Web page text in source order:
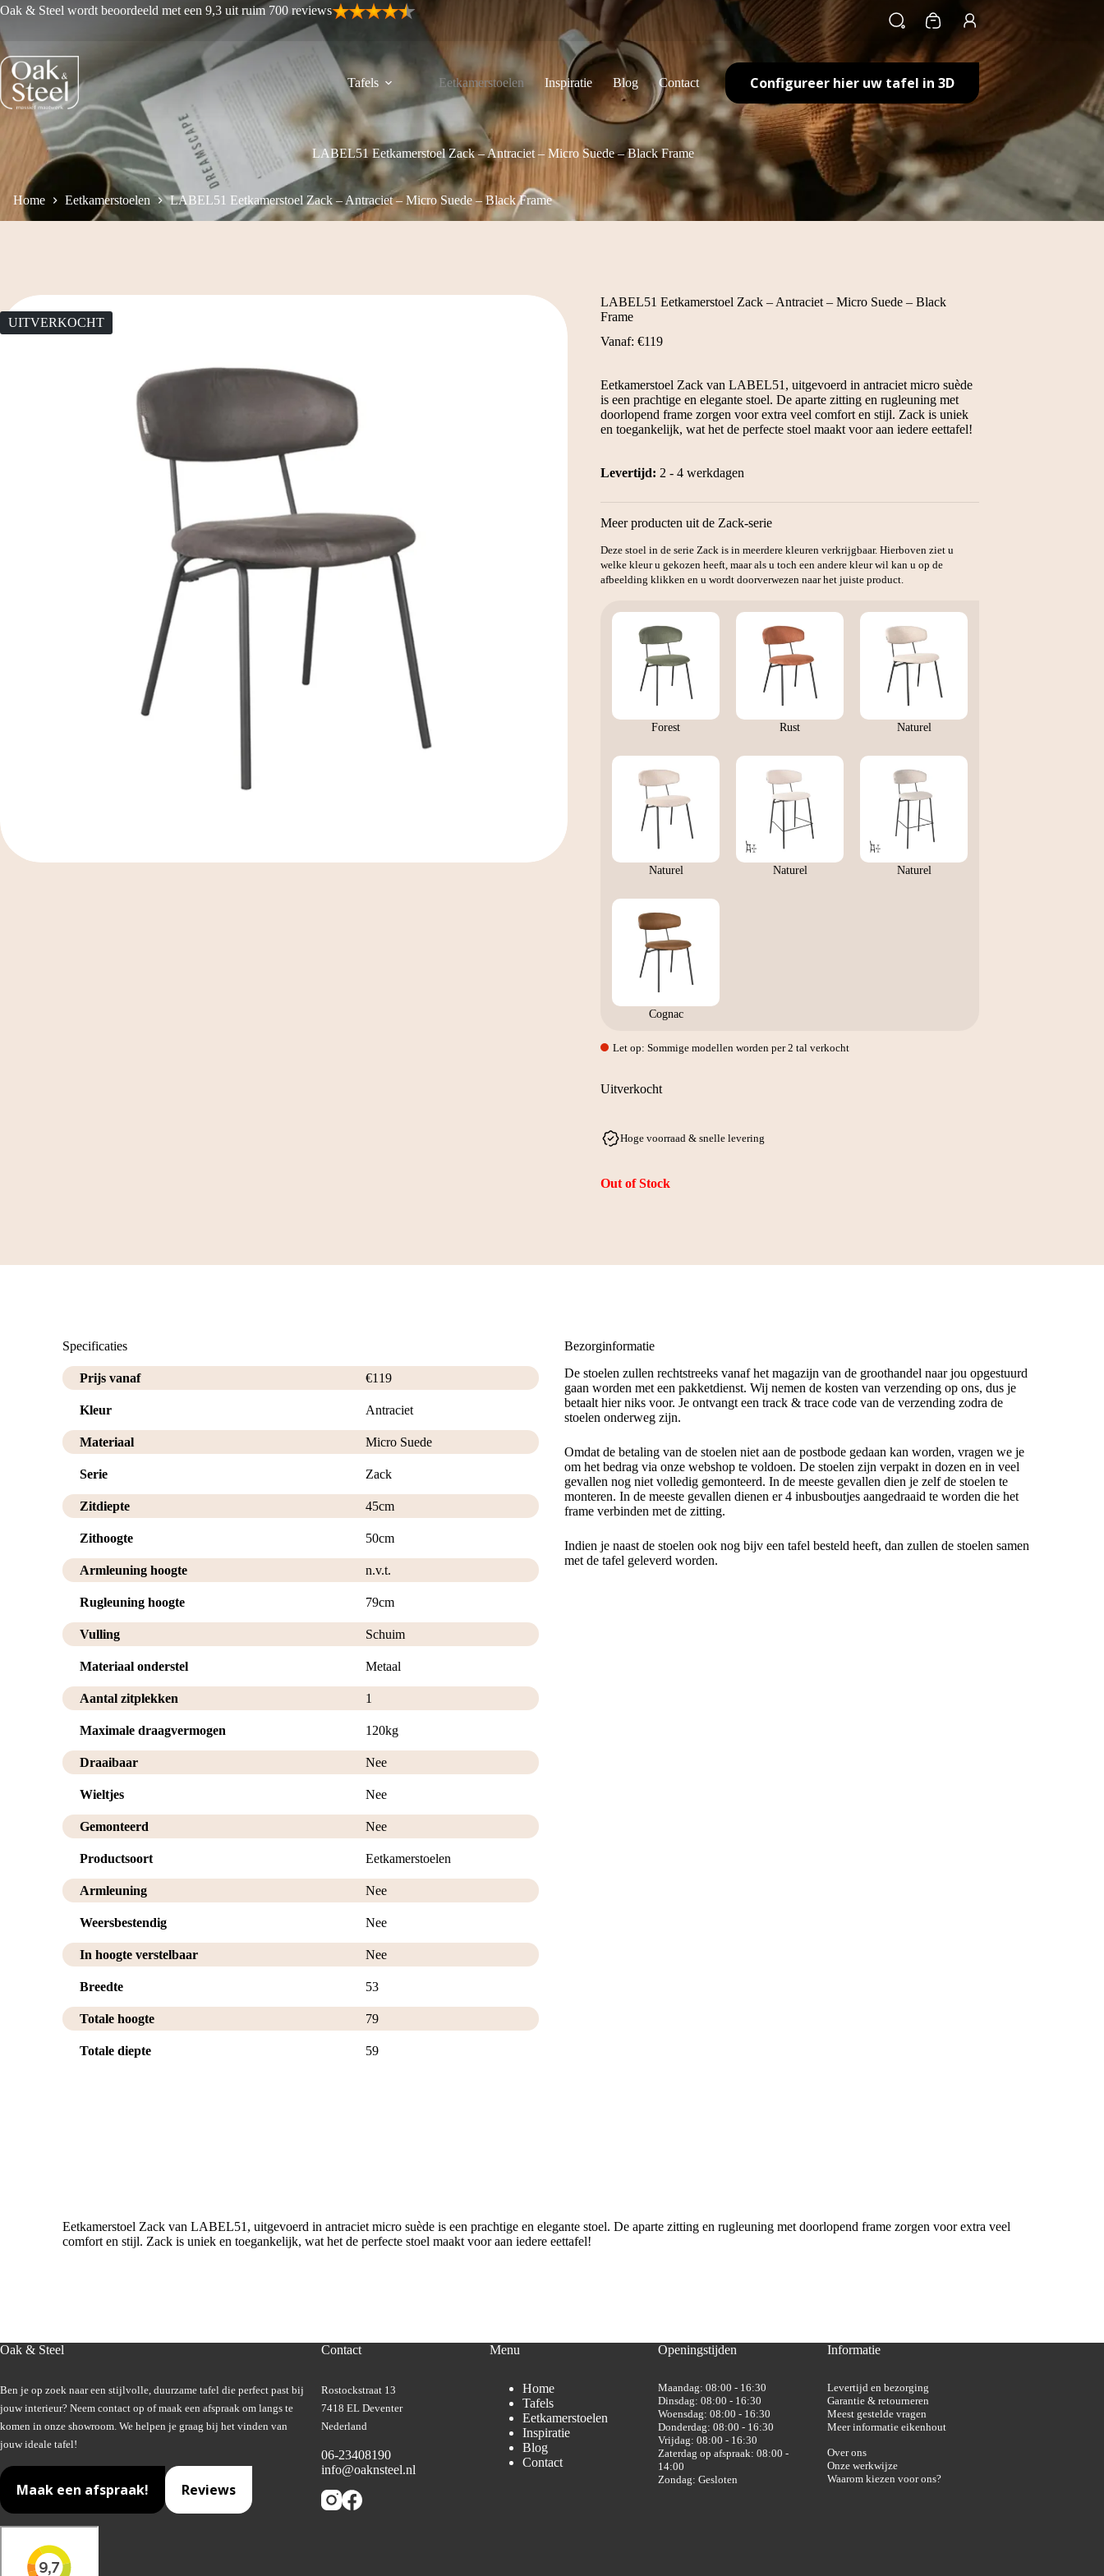
Ga
de
inhoud
Oak & Steel wordt beoordeeld met een 9,3 uit ruim 700 reviews
Winkelwagen
Tafels Eetkamerstoelen Inspiratie Blog Contact Configureer hier uw tafel in 3D
LABEL51 Eetkamerstoel Zack – Antraciet – Micro Suede – Black Frame
Home Eetkamerstoelen LABEL51 Eetkamerstoel Zack – Antraciet – Micro Suede – Black Frame
UITVERKOCHT
LABEL51 Eetkamerstoel Zack – Antraciet – Micro Suede – Black
Frame
Vanaf:€119
Eetkamerstoel Zack van LABEL51, uitgevoerd in antraciet micro suède
is een prachtige en elegante stoel. De aparte zitting en rugleuning met
doorlopend frame zorgen voor extra veel comfort en stijl. Zack is uniek
en toegankelijk, wat het de perfecte stoel maakt voor aan iedere eettafel!
Levertijd: 2 - 4 werkdagen
Meer producten uit de Zack-serie
Deze stoel in de serie Zack is in meerdere kleuren verkrijgbaar. Hierboven ziet u
welke kleur u gekozen heeft, maar als u toch een andere kleur wil kan u op de
afbeelding klikken en u wordt doorverwezen naar het juiste product.
Forest Rust Naturel
Naturel Naturel Naturel
Cognac
Let op: Sommige modellen worden per 2 tal verkocht
Uitverkocht
Hoge voorraad & snelle levering
Out of Stock
Specificaties
Prijs vanaf €119
Kleur Antraciet
Materiaal Micro Suede
Serie Zack
Zitdiepte 45cm
Zithoogte 50cm
Armleuning hoogte n.v.t.
Rugleuning hoogte 79cm
Vulling Schuim
Materiaal onderstel Metaal
Aantal zitplekken 1
Maximale draagvermogen 120kg
Draaibaar Nee
Wieltjes Nee
Gemonteerd Nee
Productsoort Eetkamerstoelen
Armleuning Nee
Weersbestendig Nee
In hoogte verstelbaar Nee
Breedte 53
Totale hoogte 79
Totale diepte 59
Bezorginformatie
De stoelen zullen rechtstreeks vanaf het magazijn van de groothandel naar jou opgestuurd
gaan worden met een pakketdienst. Wij nemen de kosten van verzending op ons, dus je
betaalt hier niks voor. Je ontvangt een track & trace code van de verzending zodra de
stoelen onderweg zijn.
Omdat de betaling van de stoelen niet aan de postbode gedaan kan worden, vragen we je
om het bedrag via onze webshop te voldoen. De stoelen zijn verpakt in dozen en in veel
gevallen nog niet volledig gemonteerd. In de meeste gevallen dien je zelf de stoelen te
monteren. In de meeste gevallen dienen er 4 inbusboutjes aangedraaid te worden die het
frame verbinden met de zitting.
Indien je naast de stoelen ook nog bijv een tafel besteld heeft, dan zullen de stoelen samen
met de tafel geleverd worden.
Eetkamerstoel Zack van LABEL51, uitgevoerd in antraciet micro suède is een prachtige en elegante stoel. De aparte zitting en rugleuning met doorlopend frame zorgen voor extra veel
comfort en stijl. Zack is uniek en toegankelijk, wat het de perfecte stoel maakt voor aan iedere eettafel!
Oak & Steel
Ben je op zoek naar een stijlvolle, duurzame tafel die perfect past bij
jouw interieur? Neem contact op of maak een afspraak om langs te
komen in onze showroom. We helpen je graag bij het vinden van
jouw ideale tafel!
Maak een afspraak! Reviews
Contact
Rostockstraat 13
7418 EL Deventer
Nederland
06-23408190
info@oaknsteel.nl
Menu
Home
Tafels
Eetkamerstoelen
Inspiratie
Blog
Contact
Openingstijden
Maandag: 08:00 - 16:30
Dinsdag: 08:00 - 16:30
Woensdag: 08:00 - 16:30
Donderdag: 08:00 - 16:30
Vrijdag: 08:00 - 16:30
Zaterdag op afspraak: 08:00 -
14:00
Zondag: Gesloten
Informatie
Levertijd en bezorging
Garantie & retourneren
Meest gestelde vragen
Meer informatie eikenhout
Over ons
Onze werkwijze
Waarom kiezen voor ons?